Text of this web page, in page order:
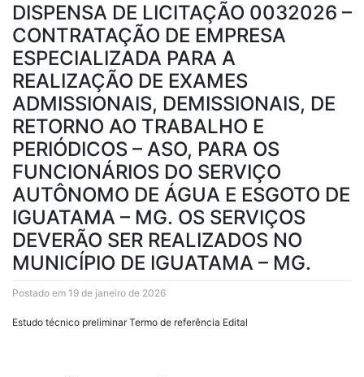
DISPENSA DE LICITAÇÃO 0032026 –
CONTRATAÇÃO DE EMPRESA
ESPECIALIZADA PARA A
REALIZAÇÃO DE EXAMES
ADMISSIONAIS, DEMISSIONAIS, DE
RETORNO AO TRABALHO E
PERIÓDICOS – ASO, PARA OS
FUNCIONÁRIOS DO SERVIÇO
AUTÔNOMO DE ÁGUA E ESGOTO DE
IGUATAMA – MG. OS SERVIÇOS
DEVERÃO SER REALIZADOS NO
MUNICÍPIO DE IGUATAMA – MG.
Postado em 19 de janeiro de 2026
Estudo técnico preliminar Termo de referência Edital